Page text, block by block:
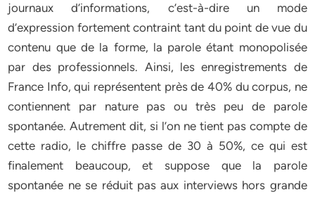
journaux d’informations, c’est-à-dire un mode
d’expression fortement contraint tant du point de vue du
contenu que de la forme, la parole étant monopolisée
par des professionnels. Ainsi, les enregistrements de
France Info, qui représentent près de 40% du corpus, ne
contiennent par nature pas ou très peu de parole
spontanée. Autrement dit, si l’on ne tient pas compte de
cette radio, le chiffre passe de 30 à 50%, ce qui est
finalement beaucoup, et suppose que la parole
spontanée ne se réduit pas aux interviews hors grande